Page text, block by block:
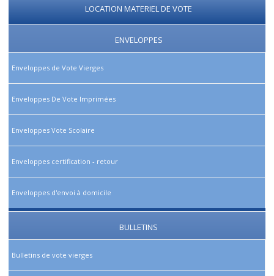
LOCATION MATERIEL DE VOTE
ENVELOPPES
Enveloppes de Vote Vierges
Enveloppes De Vote Imprimées
Enveloppes Vote Scolaire
Enveloppes certification - retour
Enveloppes d'envoi à domicile
BULLETINS
Bulletins de vote vierges